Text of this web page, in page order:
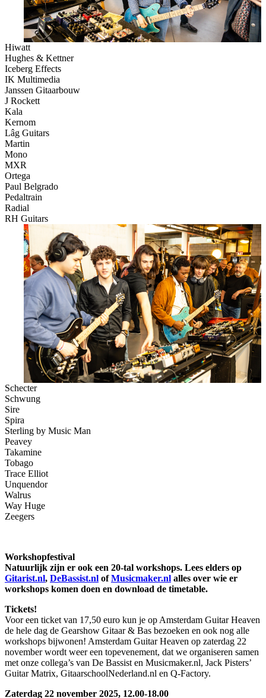
Hiwatt
Hughes & Kettner
Iceberg Effects
IK Multimedia
Janssen Gitaarbouw
J Rockett
Kala
Kernom
Lâg Guitars
Martin
Mono
MXR
Ortega
Paul Belgrado
Pedaltrain
Radial
RH Guitars
Schecter
Schwung
Sire
Spira
Sterling by Music Man
Peavey
Takamine
Tobago
Trace Elliot
Unquendor
Walrus
Way Huge
Zeegers
Workshopfestival
Natuurlijk zijn er ook een 20-tal workshops. Lees elders op
Gitarist.nl, DeBassist.nl ofMusicmaker.nl alles over wie er
workshops komen doen en download de timetable.
Tickets!
Voor een ticket van 17,50 euro kun je op Amsterdam Guitar Heaven
de hele dag de Gearshow Gitaar & Bas bezoeken en ook nog alle
workshops bijwonen! Amsterdam Guitar Heaven op zaterdag 22
november wordt weer een topevenement, dat we organiseren samen
met onze collega’s van De Bassist en Musicmaker.nl, Jack Pisters’
Guitar Matrix, GitaarschoolNederland.nl en Q-Factory.
Zaterdag 22 november 2025, 12.00-18.00